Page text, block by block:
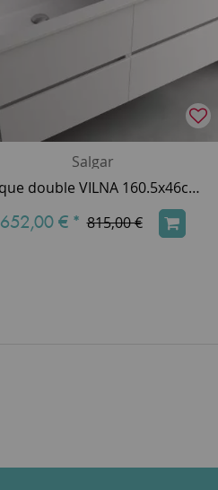
Salgar
Vasque double VILNA 160.5x46cm percée 2x 1 trou SolidSurface - SALGAR Réf. 97056
652,00 € * 815,00 €